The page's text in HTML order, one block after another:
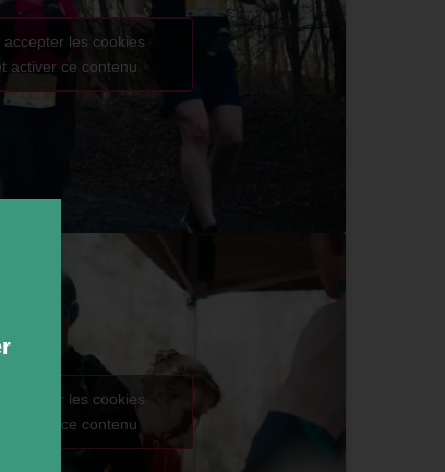
les cookies
activer ce contenu
accepter les cookies
activer ce contenu